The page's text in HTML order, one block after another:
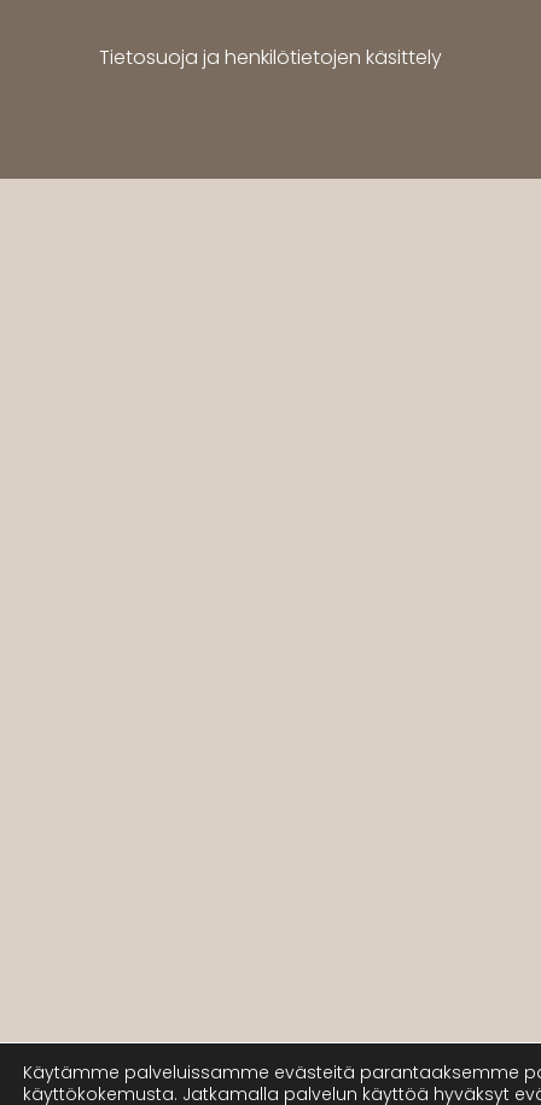
Tietosuoja ja henkilötietojen käsittely
Käytämme palveluissamme evästeitä parantaaksemme
käyttökokemusta. Jatkamalla palvelun käyttöä hyväksyt